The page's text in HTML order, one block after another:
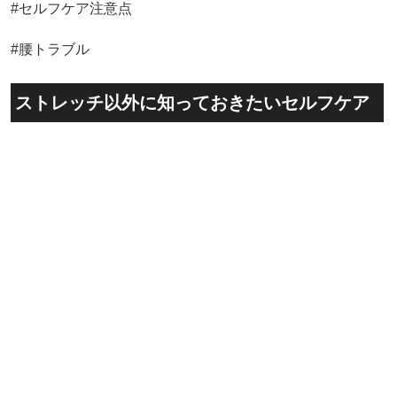
#セルフケア注意点
#腰トラブル
ストレッチ以外に知っておきたいセルフケア